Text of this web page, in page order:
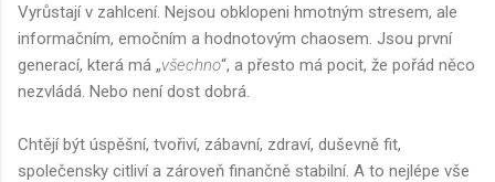
Vyrůstají v zahlcení. Nejsou obklopeni hmotným stresem, ale
informačním, emočním a hodnotovým chaosem. Jsou první
generací, která má „všechno“, a přesto má pocit, že pořád něco
nezvládá. Nebo není dost dobrá.
Chtějí být úspěšní, tvořiví, zábavní, zdraví, duševně fit,
společensky citliví a zároveň finančně stabilní. A to nejlépe vše